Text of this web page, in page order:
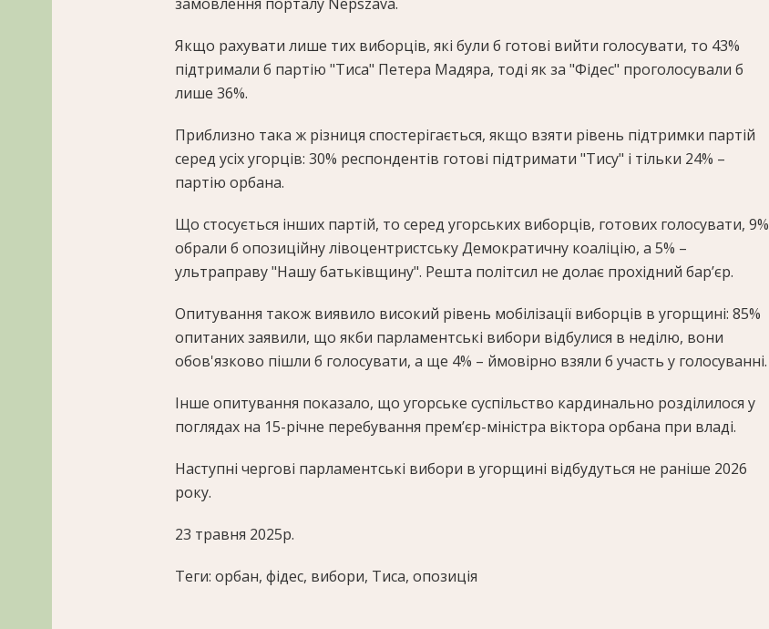
замовлення порталу Nepszava.
Якщо рахувати лише тих виборців, які були б готові вийти голосувати, то 43%
підтримали б партію "Тиса" Петера Мадяра, тоді як за "Фідес" проголосували б
лише 36%.
Приблизно така ж різниця спостерігається, якщо взяти рівень підтримки партій
серед усіх угорців: 30% респондентів готові підтримати "Тису" і тільки 24% –
партію орбана.
Що стосується інших партій, то серед угорських виборців, готових голосувати, 9%
обрали б опозиційну лівоцентристську Демократичну коаліцію, а 5% –
ультраправу "Нашу батьківщину". Решта політсил не долає прохідний барʼєр.
Опитування також виявило високий рівень мобілізації виборців в угорщині: 85%
опитаних заявили, що якби парламентські вибори відбулися в неділю, вони
обов'язково пішли б голосувати, а ще 4% – ймовірно взяли б участь у голосуванні.
Інше опитування показало, що угорське суспільство кардинально розділилося у
поглядах на 15-річне перебування прем’єр-міністра віктора орбана при владі.
Наступні чергові парламентські вибори в угорщині відбудуться не раніше 2026
року.
23 травня 2025р.
Теги: орбан, фідес, вибори, Тиса, опозиція